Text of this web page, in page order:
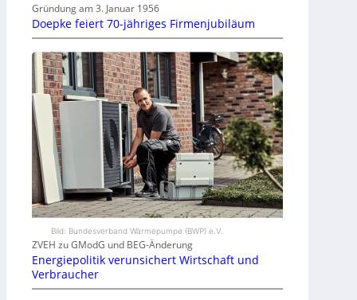
Gründung am 3. Januar 1956
Doepke feiert 70-jähriges Firmenjubiläum
Bild: Bundesverband Wärmepumpe (BWP) e.V.
ZVEH zu GModG und BEG-Änderung
Energiepolitik verunsichert Wirtschaft und
Verbraucher